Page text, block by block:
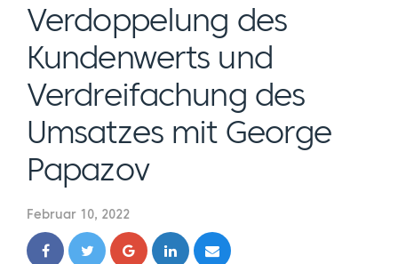
Verdoppelung des
Kundenwerts und
Verdreifachung des
Umsatzes mit George
Papazov
Februar 10, 2022